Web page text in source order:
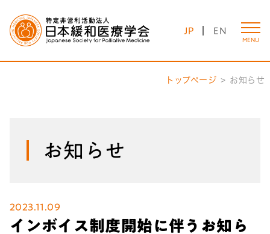
JP EN
MENU
トップページ お知らせ
お知らせ
2023.11.09
インボイス制度開始に伴うお知ら